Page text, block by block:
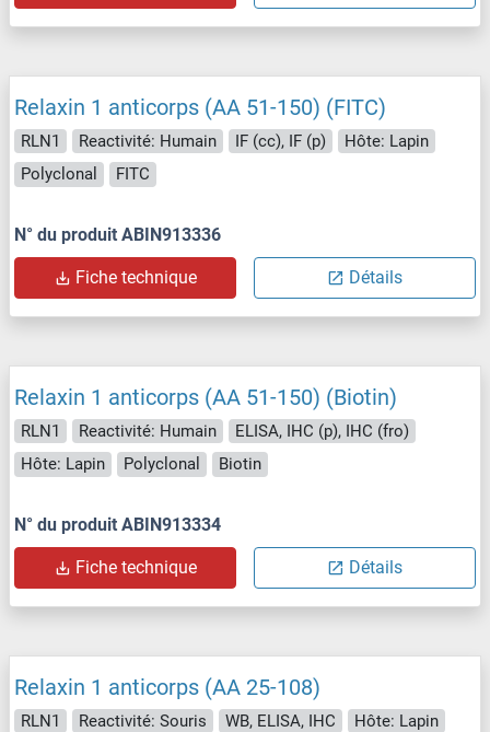
Relaxin 1 anticorps (AA 51-150) (FITC)
RLN1 Reactivité: Humain IF (cc), IF (p)
Hôte: Lapin
Polyclonal
FITC
N° du produit ABIN913336
Fiche technique Détails
Relaxin 1 anticorps (AA 51-150) (Biotin)
RLN1 Reactivité: Humain
ELISA, IHC (p), IHC (fro)
Hôte: Lapin
Polyclonal Biotin
N° du produit ABIN913334
Fiche technique Détails
Relaxin 1 anticorps (AA 25-108)
RLN1 Reactivité: Souris WB, ELISA, IHC
Hôte: Lapin